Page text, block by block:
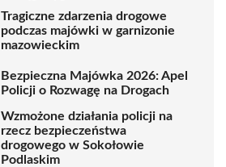
Tragiczne zdarzenia drogowe
podczas majówki w garnizonie
mazowieckim
Bezpieczna Majówka 2026: Apel
Policji o Rozwagę na Drogach
Wzmożone działania policji na
rzecz bezpieczeństwa
drogowego w Sokołowie
Podlaskim